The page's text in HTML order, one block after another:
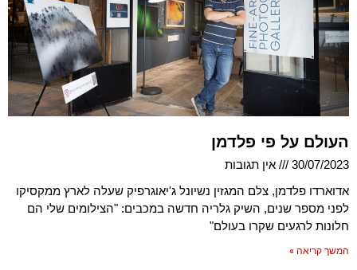
העולם על פי פלדמן
30/07/2023
אין תגובות
אדוארדו פלדמן, צלם המגזין נשיונל ג'יאוגרפיק שעלה לארץ ממקסיקו
לפני מספר שנים, השיק גלריה חדשה במכבים: "הצילומים שלי הם
חלונות לרגעים שקרו בעולם"
המשך קריאה »